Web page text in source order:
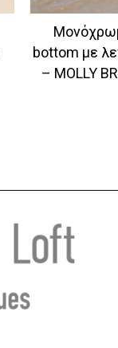
bottom με
– MOLLY